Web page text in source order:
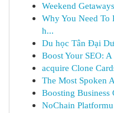
Weekend
Why You Need
h...
Du học Tân Đại
Boost Your SEO:
acquire Clone
The Most Spoken
Boosting Business
NoChain